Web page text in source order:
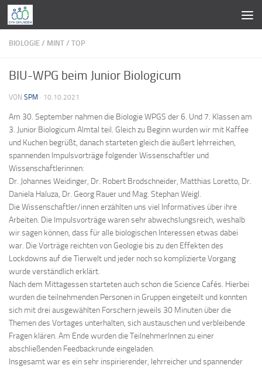
Zum Inhalt springen
BIOLOGIE / MINT / TOP
BIU-WPG beim Junior Biologicum
VON SPM · 10.10.2021
Am 30. September nahmen die Biologie WPGS der 6. Und 7. Klassen am
3. Junior Biologicum Almtal teil. Gleich zu Beginn wurden wir mit Kaffee
und Kuchen begrüßt, danach starteten gleich die äußert lehrreichen,
spannenden Impulsvorträge folgender Wissenschaftler und
Wissenschaftlerinnen:
Dr. Johannes Weidinger, Dr. Robert Brodschneider, Matthias Loretto, Dr.
Daniela Haluza, Dr. Georg Rauer und Mag. Stephan Weigl.
Die Wissenschaftler/innen erzählten uns viel Informatives über ihre
Arbeiten. Die Impulsvorträge waren sehr abwechslungsreich, weshalb
wir sagen können, dass für alle biologischen Interessen etwas dabei
war. Die Vorträge reichten von Geologie bis zu den Effekten des
Lockdowns auf die Tierwelt und jeder noch so komplizierte Vorgang
wurde verständlich erklärt.
Nach dem Mittagessen starteten auch schon die Science Cafés. Hierbei
wurden die teilnehmenden Personen in Gruppen eingeteilt und konnten
sich mit drei ausgewählten Forschern jeweils 30 Minuten über die
Themen des Vortages unterhalten, sich austauschen und verbleibende
Fragen klären. Am Ende wurden die TeilnehmerInnen zu einer
abschließenden Feedbackrunde eingeladen.
Insgesamt war es ein sehr inspirierender, lehrreicher und spannender